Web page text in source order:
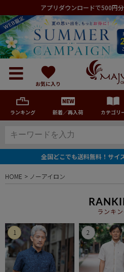
アプリダウンロードで500円
お気に入り
ランキング 新着／再入荷 カテゴリ
メンズ
レディース
ペア商品
ランキング
全国どこでも送料無料！サイ
HOME ノーアイロン
ランキン